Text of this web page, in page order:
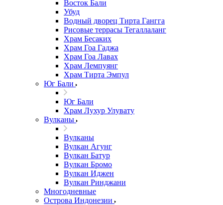
Восток Бали
Убуд
Водный дворец Тирта Гангга
Рисовые террасы Тегаллаланг
Храм Бесаких
Храм Гоа Гаджа
Храм Гоа Лавах
Храм Лемпуянг
Храм Тирта Эмпул
Юг Бали
Юг Бали
Храм Лухур Улувату
Вулканы
Вулканы
Вулкан Агунг
Вулкан Батур
Вулкан Бромо
Вулкан Иджен
Вулкан Ринджани
Многодневные
Острова Индонезии